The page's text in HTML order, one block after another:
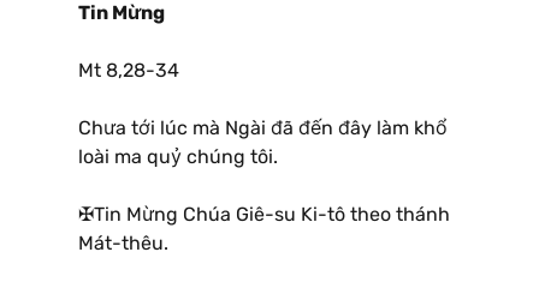
Tin Mừng
Mt 8,28-34
Chưa tới lúc mà Ngài đã đến đây làm khổ
loài ma quỷ chúng tôi.
✠Tin Mừng Chúa Giê-su Ki-tô theo thánh
Mát-thêu.